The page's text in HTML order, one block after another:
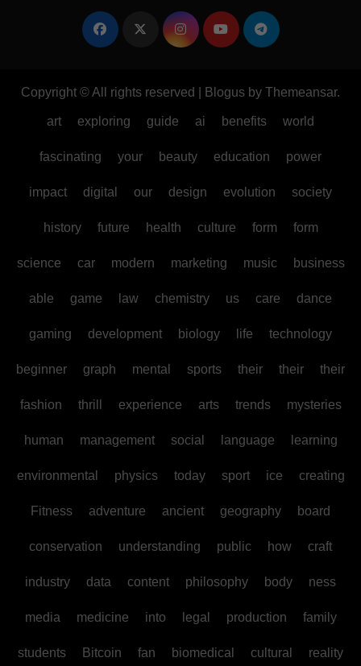
Copyright © All rights reserved Blogus by Themeansar.
art exploring guide ai benefits world
fascinating your beauty education power
impact digital our design evolution society
history future health culture form form
science car modern marketing music business
able game law chemistry us care dance
gaming development biology life technology
beginner graph mental sports their their their
fashion thrill experience arts trends mysteries
human management social language learning
environmental physics today sport ice creating
Fitness adventure ancient geography board
conservation understanding public how craft
industry data content philosophy body ness
media medicine into legal production family
students Bitcoin fan biomedical cultural reality